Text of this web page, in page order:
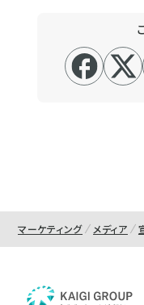
マーケティング メディア